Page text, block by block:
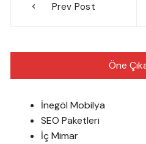
gezinmesi
Prev Post
Öne
İnegöl Mobilya
SEO Paketleri
İç Mimar